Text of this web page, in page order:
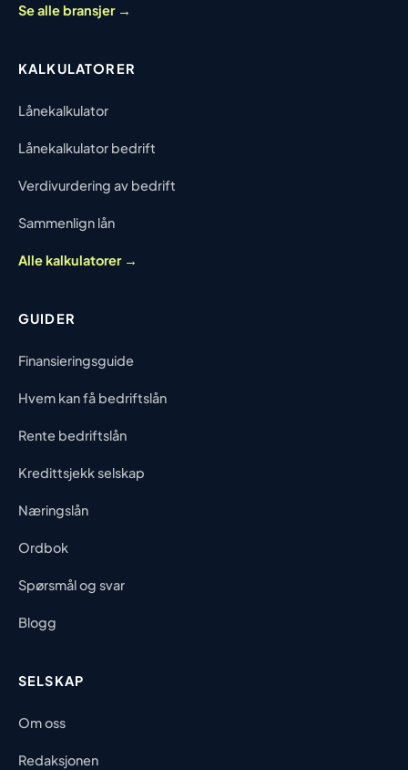
Se alle bransjer →
KALKULATORER
Lånekalkulator
Lånekalkulator bedrift
Verdivurdering av bedrift
Sammenlign lån
Alle kalkulatorer →
GUIDER
Finansieringsguide
Hvem kan få bedriftslån
Rente bedriftslån
Kredittsjekk selskap
Næringslån
Ordbok
Spørsmål og svar
Blogg
SELSKAP
Om oss
Redaksjonen